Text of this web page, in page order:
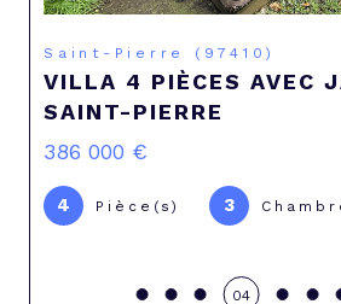
Saint-Denis (97400)
BIEN RARE – T3 105 M²
JARDIN ET VUE MER –
SAINTE-CLOTILDE
350 000 €